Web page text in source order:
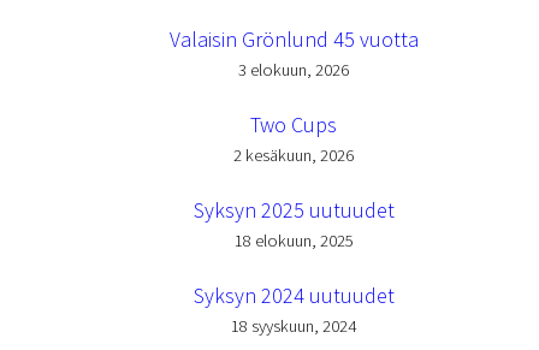
Valaisin Grönlund 45 vuotta
3 elokuun, 2026
Two Cups
2 kesäkuun, 2026
Syksyn 2025 uutuudet
18 elokuun, 2025
Syksyn 2024 uutuudet
18 syyskuun, 2024